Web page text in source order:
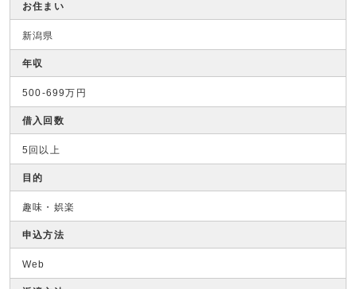
お住まい
新潟県
年収
500-699万円
借入回数
5回以上
目的
趣味・娯楽
申込方法
Web